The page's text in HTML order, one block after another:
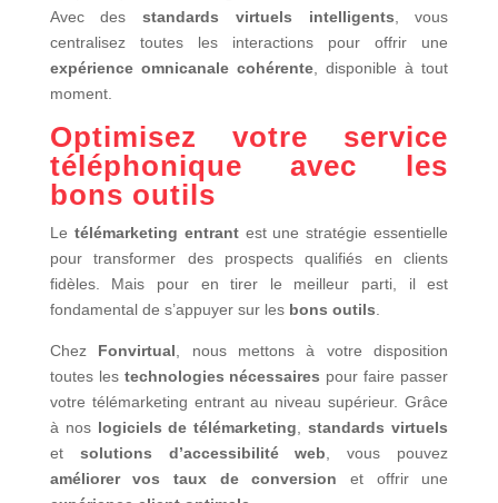
Avec desstandards virtuels intelligents , vous
centralisez toutes les interactions pour offrir une
expérience omnicanale cohérente, disponible à tout
moment.
Optimisez votre service
téléphonique avec les
bons outils
Le télémarketing entrantest une stratégie essentielle
pour transformer des prospects qualifiés en clients
fidèles. Mais pour en tirer le meilleur parti, il est
fondamental de s’appuyer sur les bons outils
Chez Fonvirtual , nous mettons à votre disposition
toutes les technologies nécessaires pour faire passer
votre télémarketing entrant au niveau supérieur. Grâce
à nos logiciels de télémarketing ,standards virtuels
et solutions d’accessibilité web , vous pouvez
améliorer vos taux de conversion et offrir une